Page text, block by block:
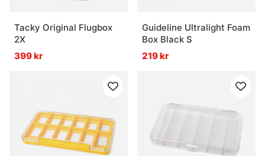
Tacky Original Flugbox
2X
399 kr
Guideline Ultralight Foam
Box Black S
219 kr